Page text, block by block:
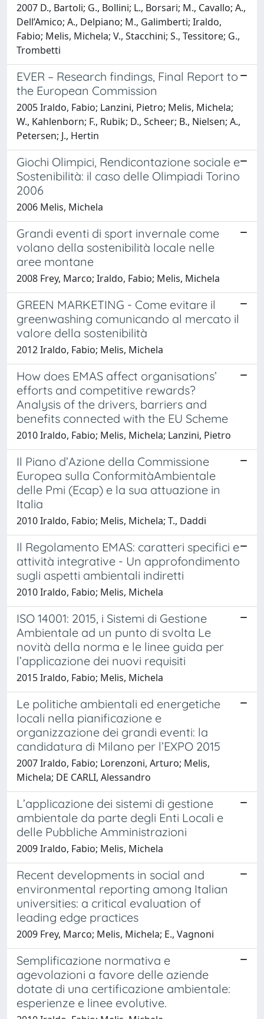
2007 D., Bartoli; G., Bollini; L., Borsari; M., Cavallo; A.,
Dell’Amico; A., Delpiano; M., Galimberti; Iraldo,
Fabio; Melis, Michela; V., Stacchini; S., Tessitore; G.,
Trombetti
EVER – Research findings, Final Report to
the European Commission
2005 Iraldo, Fabio; Lanzini, Pietro; Melis, Michela;
W., Kahlenborn; F., Rubik; D., Scheer; B., Nielsen; A.,
Petersen; J., Hertin
Giochi Olimpici, Rendicontazione sociale e
Sostenibilità: il caso delle Olimpiadi Torino
2006
2006 Melis, Michela
Grandi eventi di sport invernale come
volano della sostenibilità locale nelle
aree montane
2008 Frey, Marco; Iraldo, Fabio; Melis, Michela
GREEN MARKETING - Come evitare il
greenwashing comunicando al mercato il
valore della sostenibilità
2012 Iraldo, Fabio; Melis, Michela
How does EMAS affect organisations’
efforts and competitive rewards?
Analysis of the drivers, barriers and
benefits connected with the EU Scheme
2010 Iraldo, Fabio; Melis, Michela; Lanzini, Pietro
Il Piano d’Azione della Commissione
Europea sulla ConformitàAmbientale
delle Pmi (Ecap) e la sua attuazione in
Italia
2010 Iraldo, Fabio; Melis, Michela; T., Daddi
Il Regolamento EMAS: caratteri specifici e
attività integrative - Un approfondimento
sugli aspetti ambientali indiretti
2010 Iraldo, Fabio; Melis, Michela
ISO 14001: 2015, i Sistemi di Gestione
Ambientale ad un punto di svolta Le
novità della norma e le linee guida per
l’applicazione dei nuovi requisiti
2015 Iraldo, Fabio; Melis, Michela
Le politiche ambientali ed energetiche
locali nella pianificazione e
organizzazione dei grandi eventi: la
candidatura di Milano per l’EXPO 2015
2007 Iraldo, Fabio; Lorenzoni, Arturo; Melis,
Michela; DE CARLI, Alessandro
L’applicazione dei sistemi di gestione
ambientale da parte degli Enti Locali e
delle Pubbliche Amministrazioni
2009 Iraldo, Fabio; Melis, Michela
Recent developments in social and
environmental reporting among Italian
universities: a critical evaluation of
leading edge practices
2009 Frey, Marco; Melis, Michela; E., Vagnoni
Semplificazione normativa e
agevolazioni a favore delle aziende
dotate di una certificazione ambientale:
esperienze e linee evolutive.